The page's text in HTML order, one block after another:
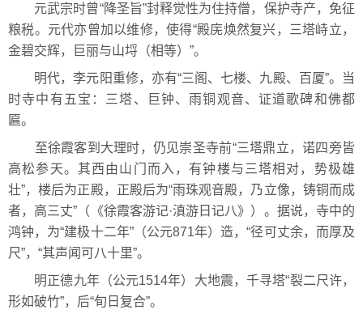
元武宗时曾“降圣旨”封释觉性为住持僧，保护寺产，免征
粮税。元代亦曾加以维修，使得“殿庑焕然复兴，三塔峙立，
金碧交辉，巨丽与山埒（相等）”。
明代，李元阳重修，亦有“三阁、七楼、九殿、百厦”。当
时寺中有五宝：三塔、巨钟、雨铜观音、证道歌碑和佛都
匾。
至徐霞客到大理时，仍见崇圣寺前“三塔鼎立，诺四旁皆
高松参天。其西由山门而入，有钟楼与三塔相对，势极雄
壮”，楼后为正殿，正殿后为“雨珠观音殿，乃立像，铸铜而成
者，高三丈”（《徐霞客游记·滇游日记八》）。据说，寺中的
鸿钟，为“建极十二年”（公元871年）造，“径可丈余，而厚及
尺”，“其声闻可八十里”。
明正德九年（公元1514年）大地震，千寻塔“裂二尺许，
形如破竹”，后“旬日复合”。